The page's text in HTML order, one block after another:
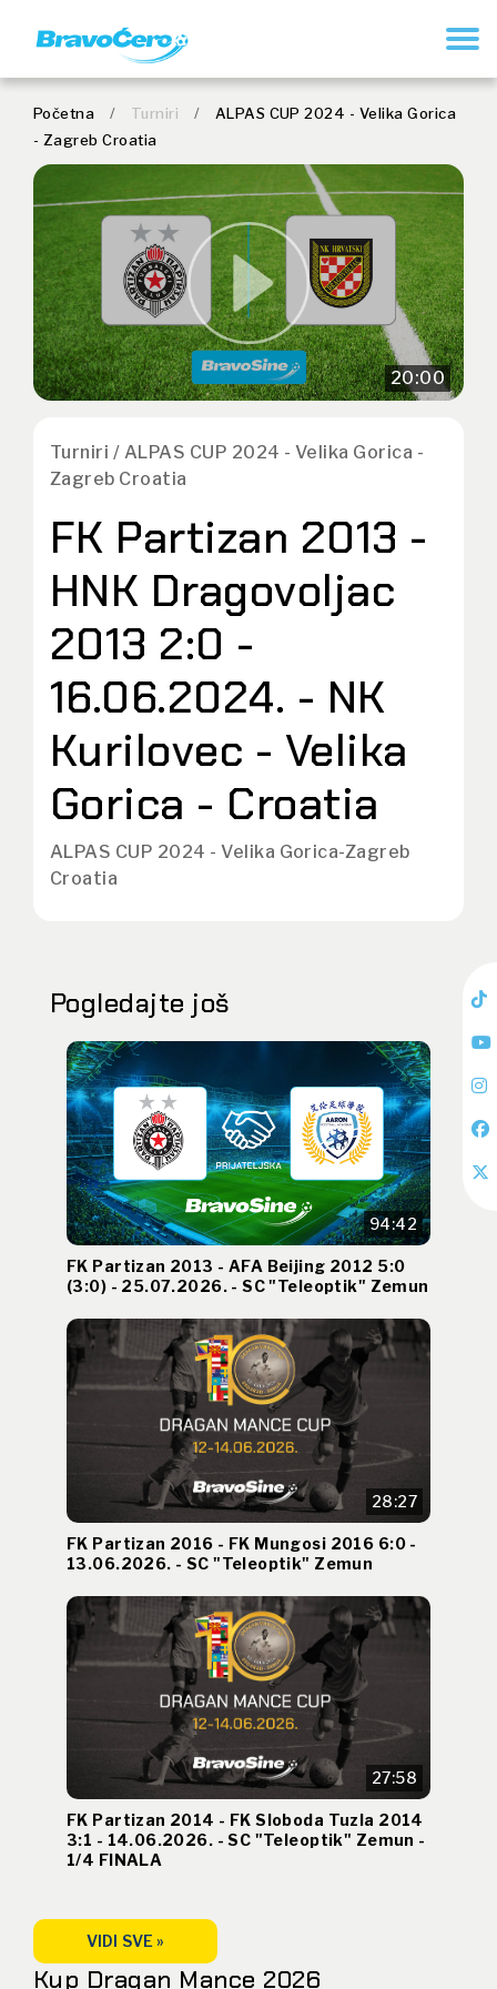
Početna / Turniri /
ALPAS CUP 2024 - Velika Gorica
- Zagreb Croatia
20:00
Turniri / ALPAS CUP 2024 - Velika Gorica -
Zagreb Croatia
FK Partizan 2013 -
HNK Dragovoljac
2013 2:0 -
16.06.2024. - NK
Kurilovec - Velika
Gorica - Croatia
ALPAS CUP 2024 - Velika Gorica-Zagreb
Croatia
Pogledajte još
94:42
FK Partizan 2013 - AFA Beijing 2012 5:0
(3:0) - 25.07.2026. - SC "Teleoptik" Zemun
28:27
FK Partizan 2016 - FK Mungosi 2016 6:0 -
13.06.2026. - SC "Teleoptik" Zemun
27:58
FK Partizan 2014 - FK Sloboda Tuzla 2014
3:1 - 14.06.2026. - SC "Teleoptik" Zemun -
1/4 FINALA
VIDI SVE »
Kup Dragan Mance 2026